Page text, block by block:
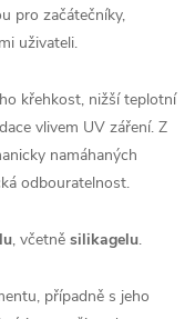
pro začátečníky,
uživateli.
křehkost, nižší teplotní
vlivem UV záření. Z
namáhaných
odbouratelnost.
, včetně silikagelu.
případně s jeho